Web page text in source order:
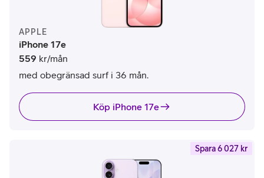
APPLE
iPhone 17e
559 kr/mån
med obegränsad surf i 36 mån.
Köp iPhone 17e
Spara 6 027 kr